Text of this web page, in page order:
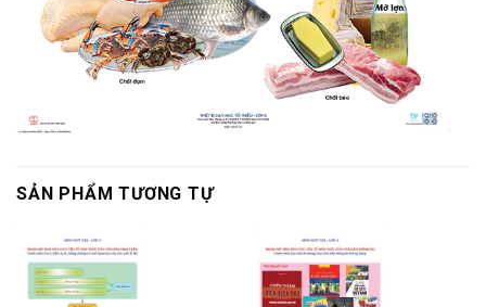
SẢN PHẨM TƯƠNG TỰ